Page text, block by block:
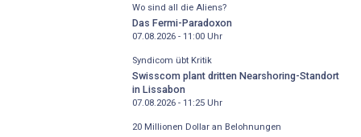
Wo sind all die Aliens?
Das Fermi-Paradoxon
07.08.2026 - 11:00Uhr
Syndicom übt Kritik
Swisscom plant dritten Nearshoring-Standort
in Lissabon
07.08.2026 - 11:25Uhr
20 Millionen Dollar an Belohnungen